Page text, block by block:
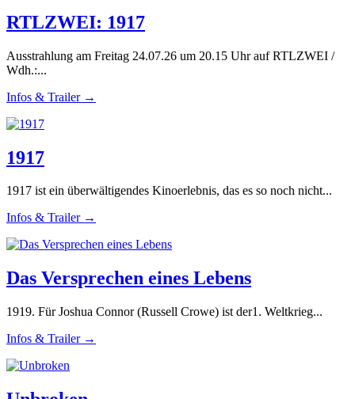
RTLZWEI: 1917
Ausstrahlung am Freitag 24.07.26 um 20.15 Uhr auf RTLZWEI /
Wdh.:...
Infos & Trailer →
1917
1917 ist ein überwältigendes Kinoerlebnis, das es so noch nicht...
Infos & Trailer →
Das Versprechen eines Lebens
1919. Für Joshua Connor (Russell Crowe) ist der1. Weltkrieg...
Infos & Trailer →